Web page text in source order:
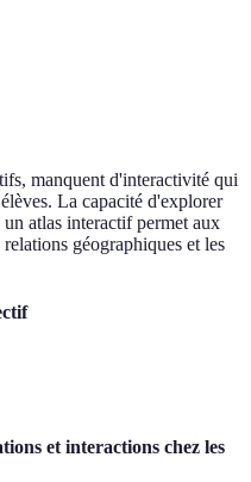
manquent d'interactivité qui
La capacité d'explorer
atlas interactif permet aux
géographiques et les
et interactions chez les